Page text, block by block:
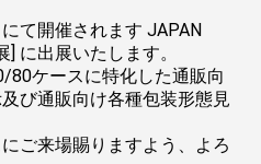
て開催されます JAPAN
に出展いたします。
80ケースに特化した通販向
び通販向け各種包装形態見
ご来場賜りますよう、よろ